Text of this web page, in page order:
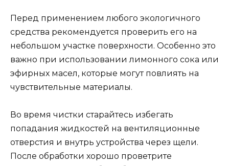
Перед применением любого экологичного
средства рекомендуется проверить его на
небольшом участке поверхности. Особенно это
важно при использовании лимонного сока или
эфирных масел, которые могут повлиять на
чувствительные материалы.
Во время чистки старайтесь избегать
попадания жидкостей на вентиляционные
отверстия и внутрь устройства через щели.
После обработки хорошо проветрите